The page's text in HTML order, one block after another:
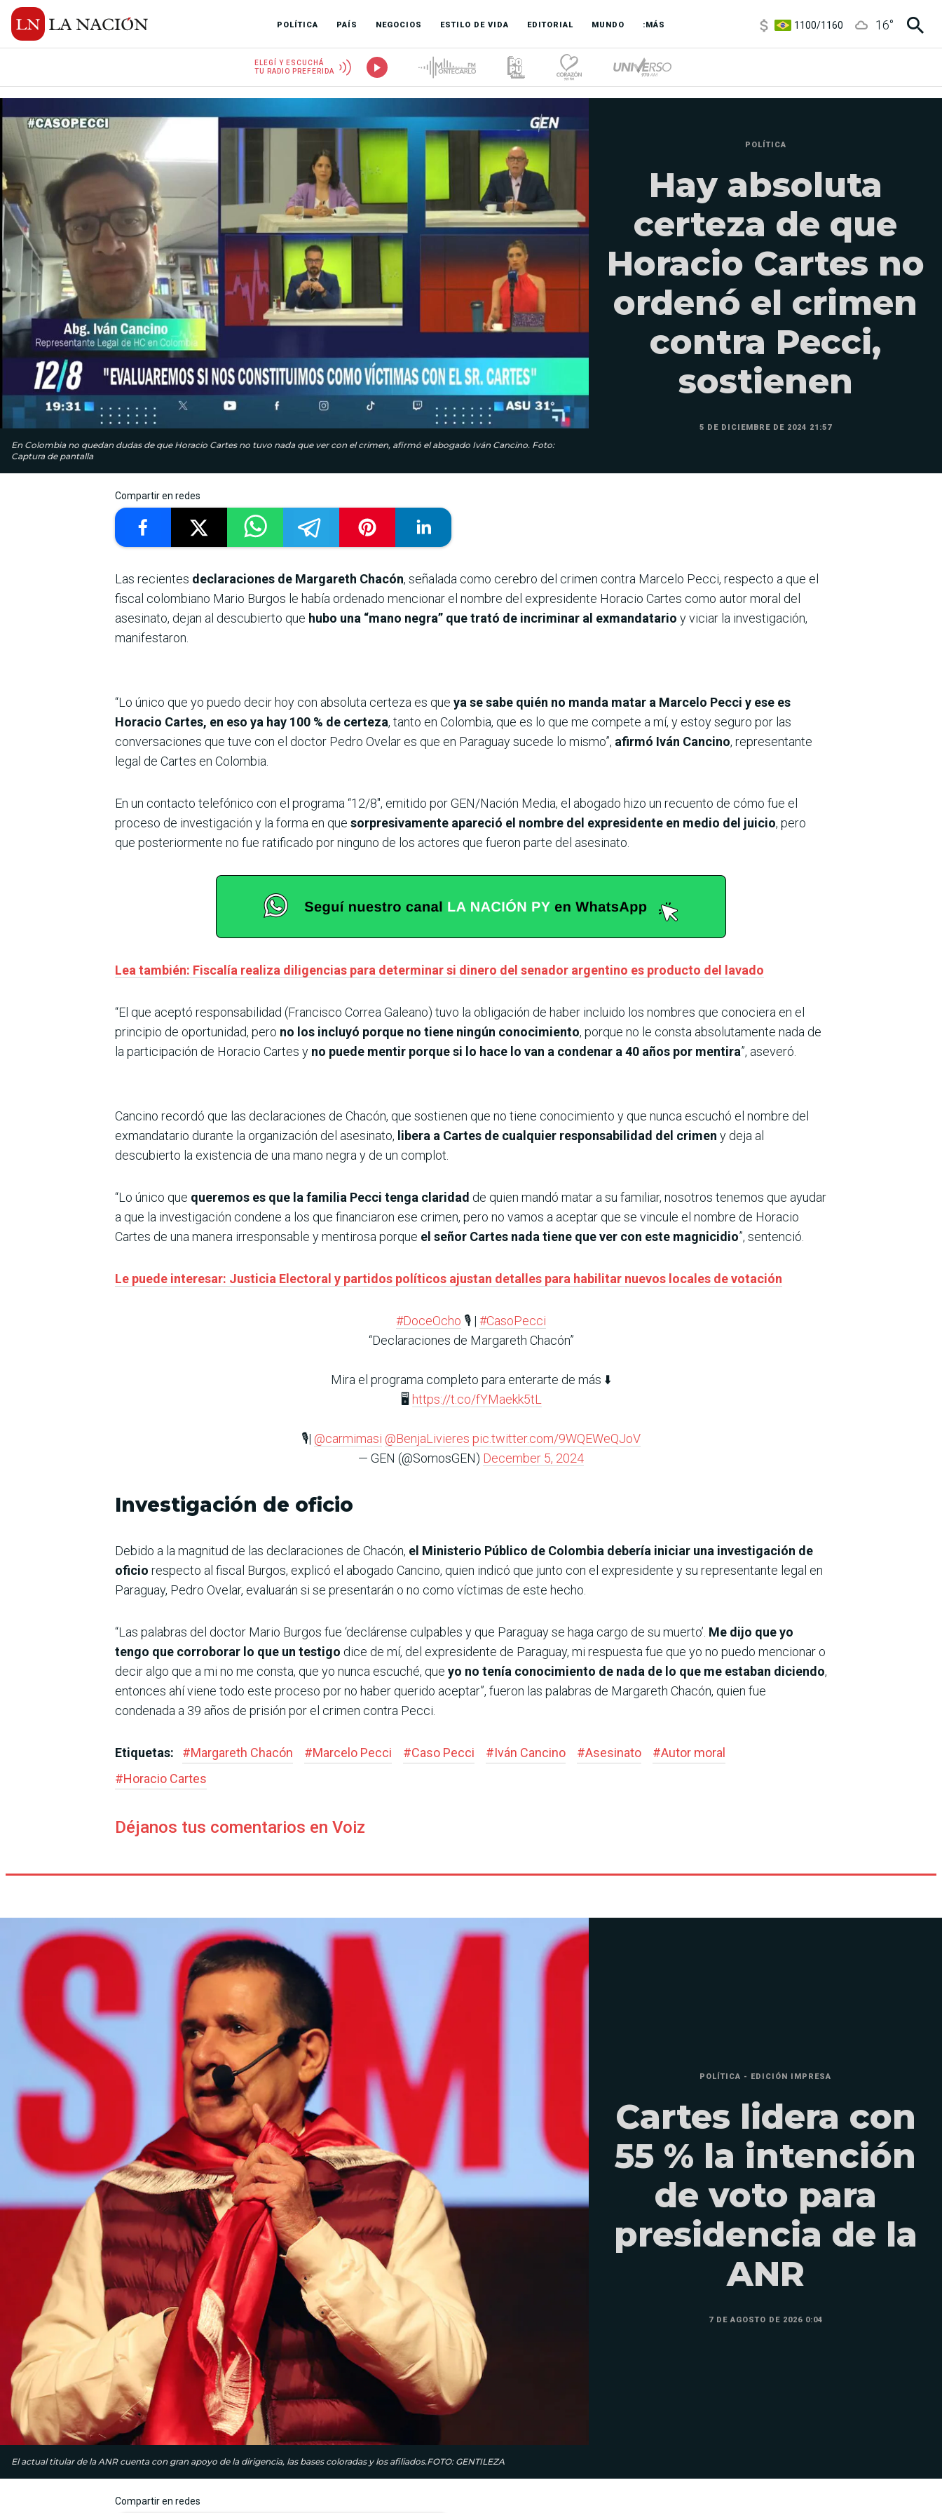
POLÍTICA PAÍS NEGOCIOS ESTILO DE VIDA EDITORIAL MUNDO :MÁS
3,8/4
16°
ELEGÍ Y ESCUCHÁ
TU RADIO PREFERIDA
En Colombia no quedan dudas de que Horacio Cartes no tuvo nada que ver con el crimen, afirmó el abogado Iván Cancino. Foto:
Captura de pantalla
POLÍTICA
Hay absoluta
certeza de que
Horacio Cartes no
ordenó el crimen
contra Pecci,
sostienen
5 DE DICIEMBRE DE 2024 21:57
Compartir en redes
Las recientes declaraciones de Margareth Chacón, señalada como cerebro del crimen contra Marcelo Pecci, respecto a que el
fiscal colombiano Mario Burgos le había ordenado mencionar el nombre del expresidente Horacio Cartes como autor moral del
asesinato, dejan al descubierto que hubo una “mano negra” que trató de incriminar al exmandatario y viciar la investigación,
manifestaron.
“Lo único que yo puedo decir hoy con absoluta certeza es que ya se sabe quién no manda matar a Marcelo Pecci y ese es
Horacio Cartes, en eso ya hay 100 % de certeza, tanto en Colombia, que es lo que me compete a mí, y estoy seguro por las
conversaciones que tuve con el doctor Pedro Ovelar es que en Paraguay sucede lo mismo”, afirmó Iván Cancino, representante
legal de Cartes en Colombia.
En un contacto telefónico con el programa “12/8″, emitido por GEN/Nación Media, el abogado hizo un recuento de cómo fue el
proceso de investigación y la forma en que sorpresivamente apareció el nombre del expresidente en medio del juicio, pero
que posteriormente no fue ratificado por ninguno de los actores que fueron parte del asesinato.
Lea también: Fiscalía realiza diligencias para determinar si dinero del senador argentino es producto del lavado
“El que aceptó responsabilidad (Francisco Correa Galeano) tuvo la obligación de haber incluido los nombres que conociera en el
principio de oportunidad, pero no los incluyó porque no tiene ningún conocimiento, porque no le consta absolutamente nada de
la participación de Horacio Cartes y no puede mentir porque si lo hace lo van a condenar a 40 años por mentira”, aseveró.
Cancino recordó que las declaraciones de Chacón, que sostienen que no tiene conocimiento y que nunca escuchó el nombre del
exmandatario durante la organización del asesinato, libera a Cartes de cualquier responsabilidad del crimen y deja al
descubierto la existencia de una mano negra y de un complot.
“Lo único que queremos es que la familia Pecci tenga claridad de quien mandó matar a su familiar, nosotros tenemos que ayudar
a que la investigación condene a los que financiaron ese crimen, pero no vamos a aceptar que se vincule el nombre de Horacio
Cartes de una manera irresponsable y mentirosa porque el señor Cartes nada tiene que ver con este magnicidio”, sentenció.
Le puede interesar: Justicia Electoral y partidos políticos ajustan detalles para habilitar nuevos locales de votación
#DoceOcho 🎙️ | #CasoPecci
“Declaraciones de Margareth Chacón”
Mira el programa completo para enterarte de más ⬇️
🖥️ https://t.co/fYMaekk5tL
🎙️| @carmimasi @BenjaLivieres pic.twitter.com/9WQEWeQJoV
— GEN (@SomosGEN) December 5, 2024
Investigación de oficio
Debido a la magnitud de las declaraciones de Chacón, el Ministerio Público de Colombia debería iniciar una investigación de
oficio respecto al fiscal Burgos, explicó el abogado Cancino, quien indicó que junto con el expresidente y su representante legal en
Paraguay, Pedro Ovelar, evaluarán si se presentarán o no como víctimas de este hecho.
“Las palabras del doctor Mario Burgos fue ‘declárense culpables y que Paraguay se haga cargo de su muerto’. Me dijo que yo
tengo que corroborar lo que un testigo dice de mí, del expresidente de Paraguay, mi respuesta fue que yo no puedo mencionar o
decir algo que a mi no me consta, que yo nunca escuché, que yo no tenía conocimiento de nada de lo que me estaban diciendo,
entonces ahí viene todo este proceso por no haber querido aceptar”, fueron las palabras de Margareth Chacón, quien fue
condenada a 39 años de prisión por el crimen contra Pecci.
Etiquetas: #Margareth Chacón #Marcelo Pecci #Caso Pecci #Iván Cancino #Asesinato #Autor moral
#Horacio Cartes
Déjanos tus comentarios en Voiz
El actual titular de la ANR cuenta con gran apoyo de la dirigencia, las bases coloradas y los afiliados.FOTO: GENTILEZA
POLÍTICA - EDICIÓN IMPRESA
Cartes lidera con
55 % la intención
de voto para
presidencia de la
ANR
7 DE AGOSTO DE 2026 0:04
Compartir en redes